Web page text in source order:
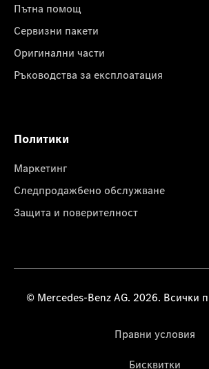
Пътна помощ
Сервизни пакети
Оригинални части
Ръководства за експлоатация
Политики
Маркетинг
Следпродажбено обслужване
Защита и поверителност
© Mercedes-Benz AG. 2026. Всички
Правни условия
Бисквитки